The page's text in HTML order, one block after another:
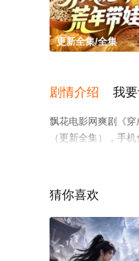
更新全集/全集
剧情介绍 我
飘花电影网爽剧《
（更新全集），手
猜你喜欢